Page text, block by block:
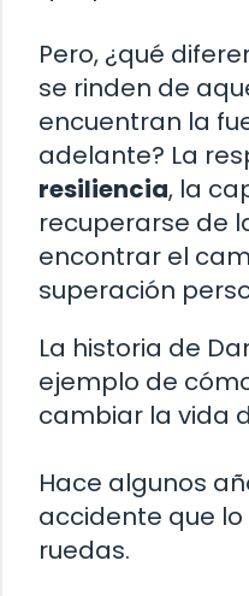
Pero, ¿qué
se rinden de
encuentran la
adelante? La
resiliencia, la
recuperarse de
encontrar el
superación
La historia de
ejemplo de
cambiar la vida
Hace algunos
accidente que
ruedas.